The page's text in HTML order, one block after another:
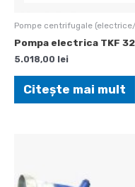
Pompe centrifugale
Pompa electrica TKF
5.018,00 lei
Citește mai mult